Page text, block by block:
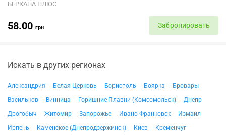
БЕРКАНА ПЛЮС
58.00 грн Забронировать
Искать в других регионах
Александрия Белая Церковь Борисполь Боярка
Бровары
Васильков
Винница Горишние Плавни (Комсомольск)
Днепр
Дрогобыч
Житомир Запорожье Ивано-Франковск
Измаил
Ирпень
Каменское (Днепродзержинск) Киев
Кременчуг